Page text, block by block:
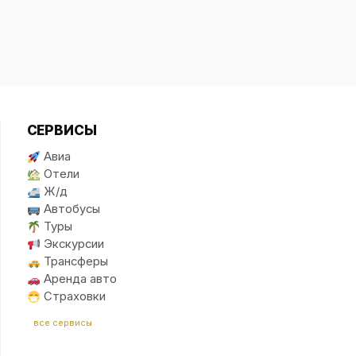
СЕРВИСЫ
Авиа
Отели
Ж/д
Автобусы
Туры
Экскурсии
Трансферы
Аренда авто
Страховки
все сервисы